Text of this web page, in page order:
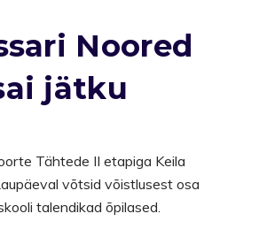
Noored
jätku
Tähtede II etapiga Keila
võtsid võistlusest osa
talendikad õpilased.